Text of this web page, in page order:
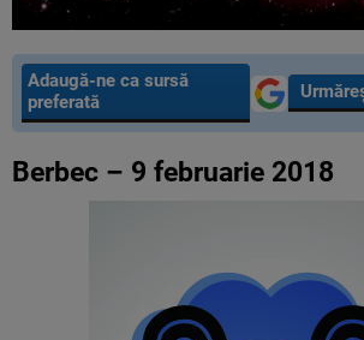
Adaugă-ne ca sursă
preferată
Berbec – 9 februarie 2018